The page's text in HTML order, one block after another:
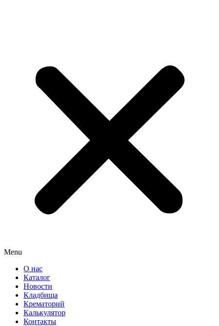
Menu
О нас
Каталог
Новости
Кладбища
Крематорий
Калькулятор
Контакты